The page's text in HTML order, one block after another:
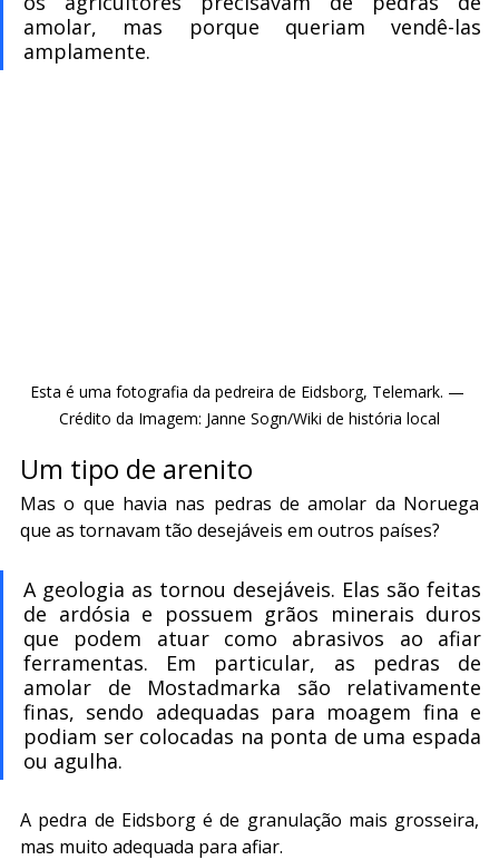
amolar, mas porque queriam vendê-las
amplamente.
Esta é uma fotografia da pedreira de Eidsborg, Telemark. —
Crédito da Imagem: Janne Sogn/Wiki de história local
Um tipo de arenito
Mas o que havia nas pedras de amolar da Noruega
que as tornavam tão desejáveis ​​em outros países?
A geologia as tornou desejáveis. Elas são feitas
de ardósia e possuem grãos minerais duros
que podem atuar como abrasivos ao afiar
ferramentas. Em particular, as pedras de
amolar de Mostadmarka são relativamente
finas, sendo adequadas para moagem fina e
podiam ser colocadas na ponta de uma espada
ou agulha.
A pedra de Eidsborg é de granulação mais grosseira,
mas muito adequada para afiar.